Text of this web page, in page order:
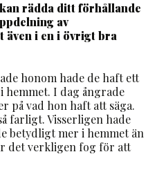
rädda ditt förhållande
av
även i en i övrigt bra
honom hade de haft ett
hemmet. I dag ångrade
på vad hon haft att säga.
farligt. Visserligen hade
betydligt mer i hemmet än
det verkligen fog för att